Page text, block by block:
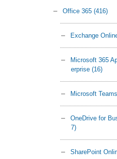
Office 365 (416)
Exchange
Microsoft 365
erprise (16)
Microsoft Teams
OneDrive for
7)
SharePoint